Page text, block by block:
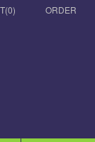
0) ORDER